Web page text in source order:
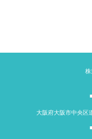
大阪府大阪市中央区